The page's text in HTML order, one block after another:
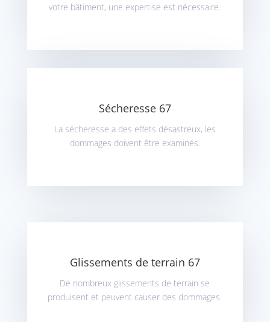
votre bâtiment, une expertise est nécessaire.
Sécheresse 67
La sécheresse a des effets désastreux, les
dommages doivent être examinés.
Glissements de terrain 67
De nombreux glissements de terrain se
produisent et peuvent causer des dommages.